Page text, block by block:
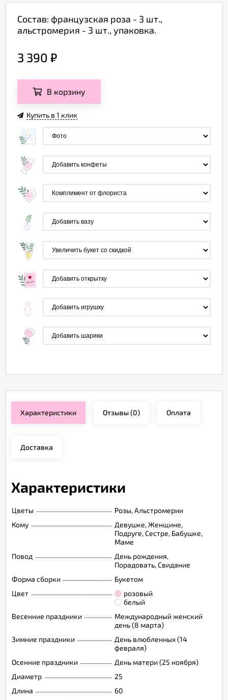
Состав: французская роза - 3 шт.,
альстромерия - 3 шт., упаковка.
3 390 ₽
В корзину
Купить в 1 клик
Характеристики Отзывы(0) Оплата
Доставка
Характеристики
Цветы
Розы, Альстромерии
Кому
Девушке, Женщине,
Подруге, Сестре, Бабушке,
Маме
Повод
День рождения,
Порадовать, Свидание
Форма сборки
Букетом
Цвет
розовый
белый
Весенние праздники
Международный женский
день (8 марта)
Зимние праздники
День влюбленных (14
февраля)
Осенние праздники
День матери (25 ноября)
Диаметр
25
Длина
60